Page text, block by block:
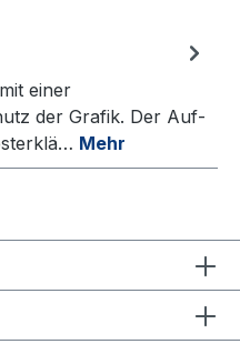
einer
der Grafik. Der Auf-
Mehr